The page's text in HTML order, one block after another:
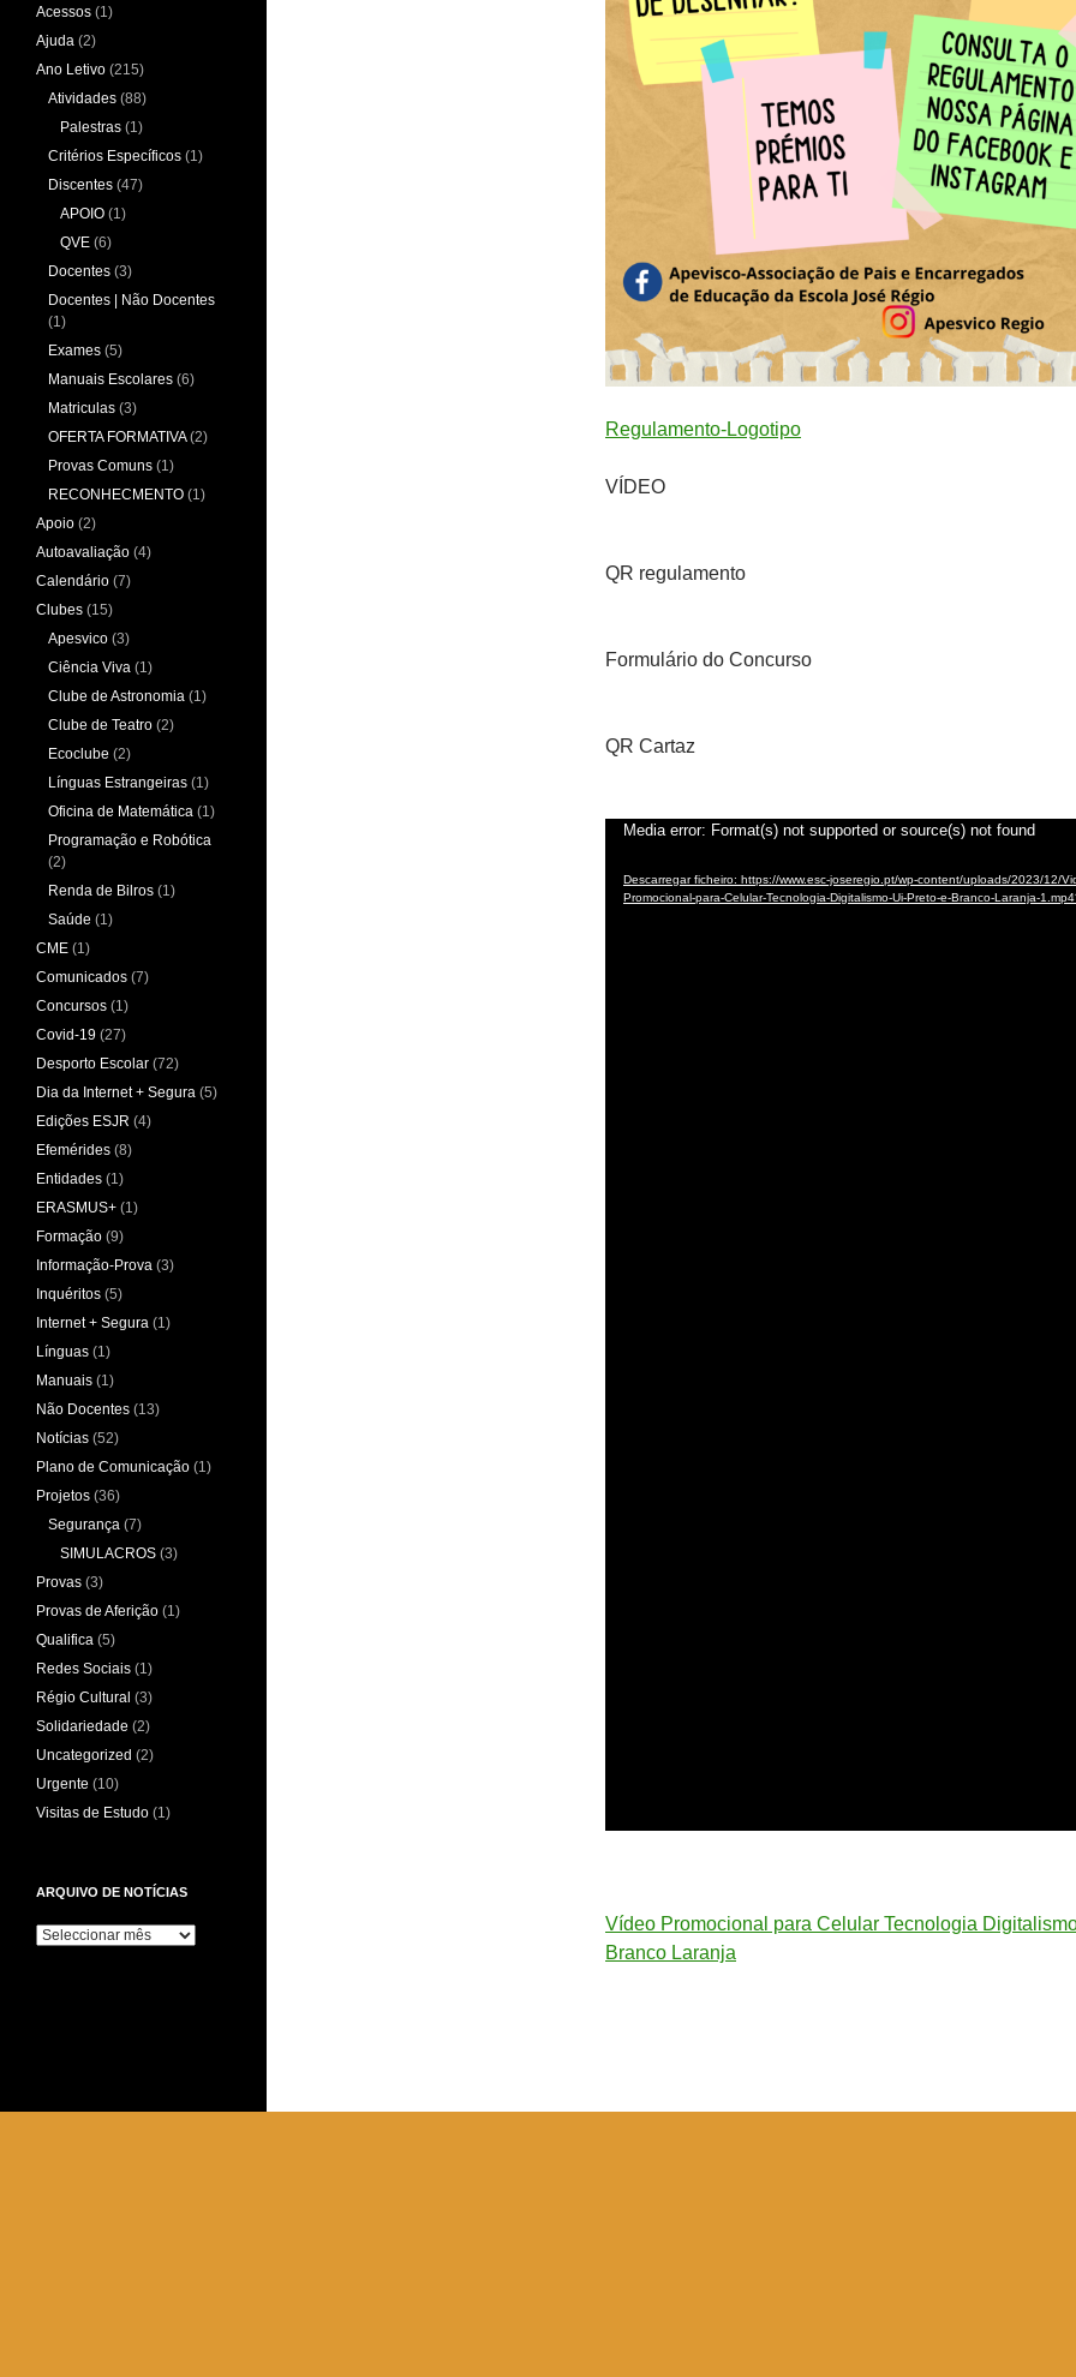
Regulamento-Logotipo
VÍDEO
QR regulamento
Formulário do Concurso
QR Cartaz
Reprodutor
vídeo
Media error: Format(s) not supported or source(s) not found
Descarregar ficheiro: https://www.esc-joseregio.pt/wp-content/uploads/2023/12/
Promocional-para-Celular-Tecnologia-Digitalismo-Ui-Preto-e-Branco-Laranja-
Vídeo Promocional para Celular Tecnologia
Branco Laranja
Acessos (1)
Ajuda (2)
Ano Letivo (215)
Atividades (88)
Palestras (1)
Critérios Específicos (1)
Discentes (47)
APOIO (1)
QVE (6)
Docentes (3)
Docentes | Não Docentes
(1)
Exames (5)
Manuais Escolares (6)
Matriculas (3)
OFERTA FORMATIVA(2)
Provas Comuns (1)
RECONHECMENTO (1)
Apoio (2)
Autoavaliação (4)
Calendário (7)
Clubes (15)
Apesvico (3)
Ciência Viva (1)
Clube de Astronomia (1)
Clube de Teatro (2)
Ecoclube (2)
Línguas Estrangeiras (1)
Oficina de Matemática (1)
Programação e Robótica
(2)
Renda de Bilros (1)
Saúde (1)
CME (1)
Comunicados (7)
Concursos (1)
Covid-19 (27)
Desporto Escolar (72)
Dia da Internet + Segura (5)
Edições ESJR (4)
Efemérides (8)
Entidades (1)
ERASMUS+ (1)
Formação (9)
Informação-Prova (3)
Inquéritos (5)
Internet + Segura (1)
Línguas (1)
Manuais (1)
Não Docentes (13)
Notícias (52)
Plano de Comunicação (1)
Projetos (36)
Segurança (7)
SIMULACROS (3)
Provas (3)
Provas de Aferição (1)
Qualifica (5)
Redes Sociais (1)
Régio Cultural (3)
Solidariedade (2)
Uncategorized (2)
Urgente (10)
Visitas de Estudo (1)
ARQUIVO DE NOTÍCIAS
Arquivo